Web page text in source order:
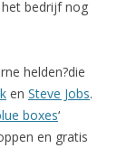
bedrijf nog
helden?die
en Steve Jobs.
boxes‘
en gratis